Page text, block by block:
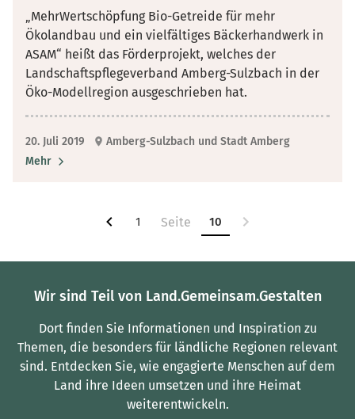
„MehrWertschöpfung Bio-Getreide für mehr
Ökolandbau und ein vielfältiges Bäckerhandwerk in
ASAM“ heißt das Förderprojekt, welches der
Landschaftspflegeverband Amberg-Sulzbach in der
Öko-Modellregion ausgeschrieben hat.
20. Juli 2019
Amberg-Sulzbach und Stadt Amberg
Mehr
1 10
Wir sind Teil von Land.Gemeinsam.Gestalten
Dort finden Sie Informationen und Inspiration zu
Themen, die besonders für ländliche Regionen relevant
sind. Entdecken Sie, wie engagierte Menschen auf dem
Land ihre Ideen umsetzen und ihre Heimat
weiterentwickeln.